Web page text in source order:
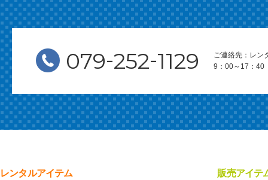
079-252-1129
ご連絡先：レン
9：00～17：
レンタルアイテム 販売アイテ